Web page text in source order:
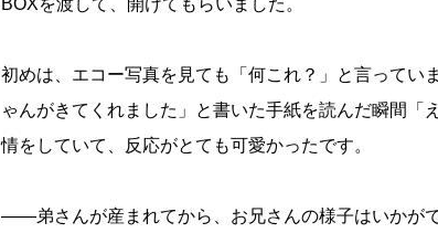
BOXを渡して、開けてもらいました。
初めは、エコー写真を見ても「何これ？」と言ってい
ゃんがきてくれました」と書いた手紙を読んだ瞬間「
情をしていて、反応がとても可愛かったです。
――弟さんが産まれてから、お兄さんの様子はいかがで